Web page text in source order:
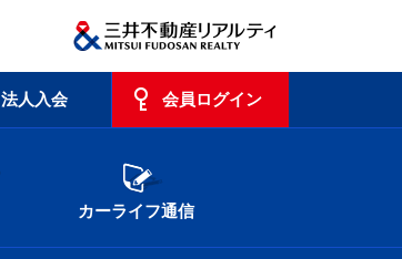
法人入会 会員ログイン
カーライフ通信